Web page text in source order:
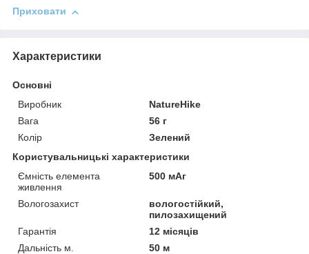
Приховати
Характеристики
Основні
Виробник
NatureHike
Вага
56 г
Колір
Зелений
Користувальницькі характеристики
Ємність елемента
живлення
500 мАг
Вологозахист
вологостійкий,
пилозахищений
Гарантія
12 місяців
Дальність м.
50 м